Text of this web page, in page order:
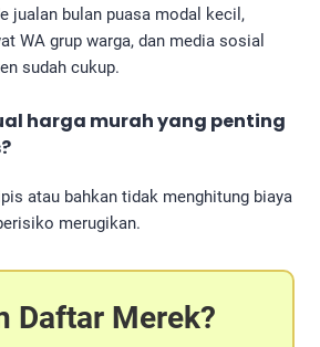
jualan bulan puasa modal kecil,
WA grup warga, dan media sosial
sudah cukup.
harga murah yang penting
atau bahkan tidak menghitung biaya
merugikan.
Daftar Merek?